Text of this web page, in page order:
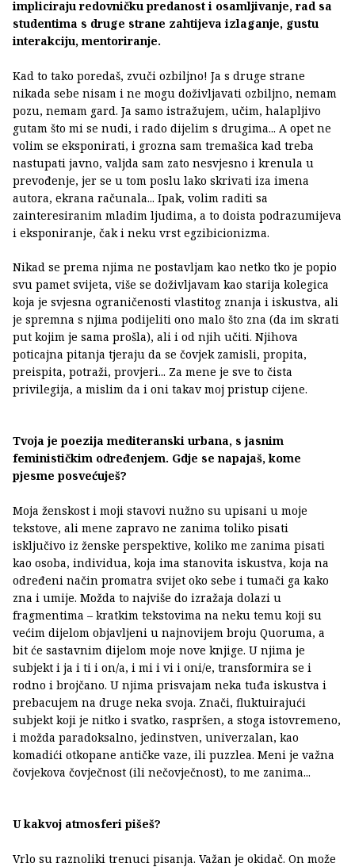
impliciraju redovničku predanost i osamljivanje, rad sa
studentima s druge strane zahtijeva izlaganje, gustu
interakciju, mentoriranje.
Kad to tako poredaš, zvuči ozbiljno! Ja s druge strane
nikada sebe nisam i ne mogu doživljavati ozbiljno, nemam
pozu, nemam gard. Ja samo istražujem, učim, halapljivo
gutam što mi se nudi, i rado dijelim s drugima... A opet ne
volim se eksponirati, i grozna sam tremašica kad treba
nastupati javno, valjda sam zato nesvjesno i krenula u
prevođenje, jer se u tom poslu lako skrivati iza imena
autora, ekrana računala... Ipak, volim raditi sa
zainteresiranim mladim ljudima, a to doista podrazumijeva
i eksponiranje, čak i neku vrst egzibicionizma.
Nikad se prema njima ne postavljam kao netko tko je popio
svu pamet svijeta, više se doživljavam kao starija kolegica
koja je svjesna ograničenosti vlastitog znanja i iskustva, ali
je spremna s njima podijeliti ono malo što zna (da im skrati
put kojim je sama prošla), ali i od njih učiti. Njihova
poticajna pitanja tjeraju da se čovjek zamisli, propita,
preispita, potraži, provjeri... Za mene je sve to čista
privilegija, a mislim da i oni takav moj pristup cijene.
Tvoja je poezija mediteranski urbana, s jasnim
feminističkim određenjem. Gdje se napajaš, kome
pjesme posvećuješ?
Moja ženskost i moji stavovi nužno su upisani u moje
tekstove, ali mene zapravo ne zanima toliko pisati
isključivo iz ženske perspektive, koliko me zanima pisati
kao osoba, individua, koja ima stanovita iskustva, koja na
određeni način promatra svijet oko sebe i tumači ga kako
zna i umije. Možda to najviše do izražaja dolazi u
fragmentima – kratkim tekstovima na neku temu koji su
većim dijelom objavljeni u najnovijem broju Quoruma, a
bit će sastavnim dijelom moje nove knjige. U njima je
subjekt i ja i ti i on/a, i mi i vi i oni/e, transformira se i
rodno i brojčano. U njima prisvajam neka tuđa iskustva i
prebacujem na druge neka svoja. Znači, fluktuirajući
subjekt koji je nitko i svatko, raspršen, a stoga istovremeno,
i možda paradoksalno, jedinstven, univerzalan, kao
komadići otkopane antičke vaze, ili puzzlea. Meni je važna
čovjekova čovječnost (ili nečovječnost), to me zanima...
U kakvoj atmosferi pišeš?
Vrlo su raznoliki trenuci pisanja. Važan je okidač. On može